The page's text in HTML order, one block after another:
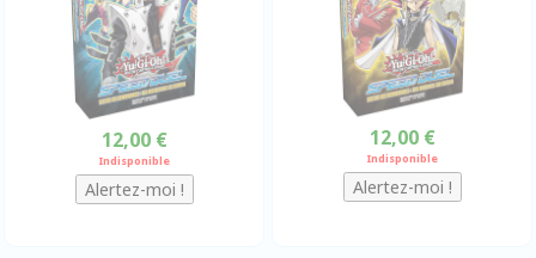
12,00 €
Indisponible
12,00 €
Indisponible